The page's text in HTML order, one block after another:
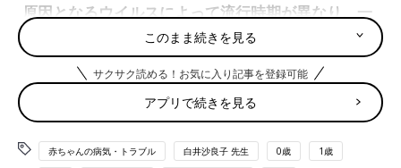
原因となるウイルスによって流行時期が異なり、一
年中注意が必要です
ウイルス性胃腸炎とは、ウイルスに感染して発症する胃腸炎の総
称です。「おなかの風邪」や「乳児嘔吐下痢症」と呼ばれること
もあります。「ノロウイルスが原因」と思っている人もいるかも
しれませんが、ノロウイルスはウイルス性胃腸炎の原因の一つに
すぎません。
このまま続きを見る
サクサク読める！お気に入り記事を登録可能
アプリで続きを見る
赤ちゃんの病気・トラブル 白井沙良子 先生 0歳 1歳